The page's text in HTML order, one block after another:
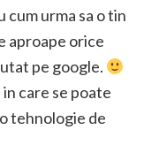
cum urma sa o tin
aproape orice
pe google.
care se poate
tehnologie de